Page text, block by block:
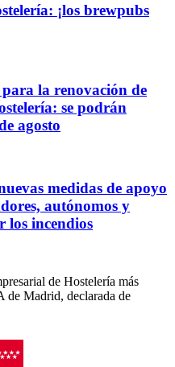
¡los brewpubs
la renovación de
se podrán
agosto
medidas de apoyo
autónomos y
los incendios
de Hostelería más
de Madrid, declarada de